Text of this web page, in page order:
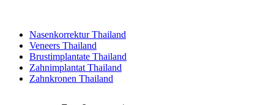
Nasenkorrektur Thailand
Veneers Thailand
Brustimplantate Thailand
Zahnimplantat Thailand
Zahnkronen Thailand